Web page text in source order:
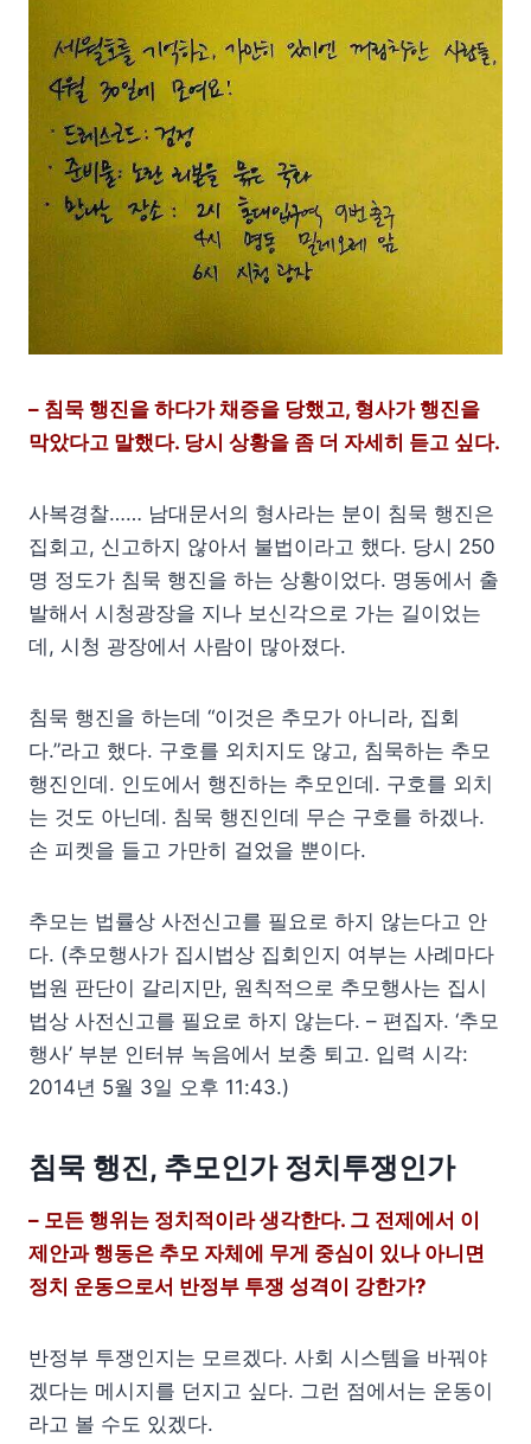
– 침묵 행진을 하다가 채증을 당했고, 형사가 행진을
막았다고 말했다. 당시 상황을 좀 더 자세히 듣고 싶다.
사복경찰…… 남대문서의 형사라는 분이 침묵 행진은
집회고, 신고하지 않아서 불법이라고 했다. 당시 250
명 정도가 침묵 행진을 하는 상황이었다. 명동에서 출
발해서 시청광장을 지나 보신각으로 가는 길이었는
데, 시청 광장에서 사람이 많아졌다.
침묵 행진을 하는데 “이것은 추모가 아니라, 집회
다.”라고 했다. 구호를 외치지도 않고, 침묵하는 추모
행진인데. 인도에서 행진하는 추모인데. 구호를 외치
는 것도 아닌데. 침묵 행진인데 무슨 구호를 하겠나.
손 피켓을 들고 가만히 걸었을 뿐이다.
추모는 법률상 사전신고를 필요로 하지 않는다고 안
다. (추모행사가 집시법상 집회인지 여부는 사례마다
법원 판단이 갈리지만, 원칙적으로 추모행사는 집시
법상 사전신고를 필요로 하지 않는다. – 편집자. ‘추모
행사’ 부분 인터뷰 녹음에서 보충 퇴고. 입력 시각:
2014년 5월 3일 오후 11:43.)
침묵 행진, 추모인가 정치투쟁인가
– 모든 행위는 정치적이라 생각한다. 그 전제에서 이
제안과 행동은 추모 자체에 무게 중심이 있나 아니면
정치 운동으로서 반정부 투쟁 성격이 강한가?
반정부 투쟁인지는 모르겠다. 사회 시스템을 바꿔야
겠다는 메시지를 던지고 싶다. 그런 점에서는 운동이
라고 볼 수도 있겠다.